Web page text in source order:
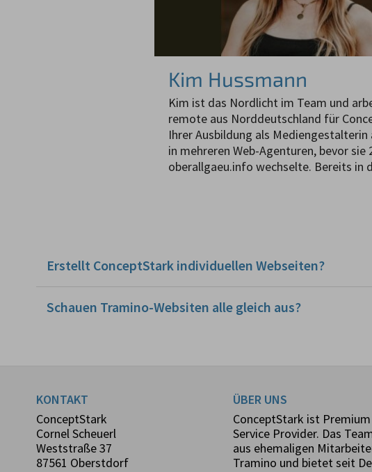
Kim Hussmann
Kim ist das Nordlicht im Team und
remote aus Norddeutschland für
Ihrer Ausbildung als
in mehreren Web-Agenturen, bevor sie
oberallgaeu.info wechselte. Bereits in
Erstellt ConceptStark individuellen Webseiten?
Schauen Tramino-Websiten alle gleich aus?
KONTAKT
ConceptStark
Cornel Scheuerl
Weststraße 37
87561 Oberstdorf
ÜBER UNS
ConceptStark ist
Service Provider. Das
aus ehemaligen
Tramino und bietet seit